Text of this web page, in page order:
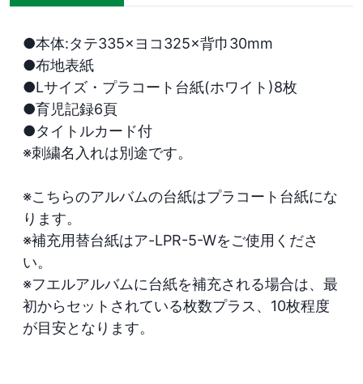
●本体:タテ335×ヨコ325×背巾30mm
●布地表紙
●Lサイズ・プラコート台紙(ホワイト)8枚
●育児記録6頁
●タイトルカード付
※刺繍名入れは別途です。
※こちらのアルバムの台紙はプラコート台紙にな
ります。
※補充用替台紙はア-LPR-5-Wをご使用くださ
い。
※フエルアルバムに台紙を補充される場合は、最
初からセットされている枚数プラス、10枚程度
が目安となります。